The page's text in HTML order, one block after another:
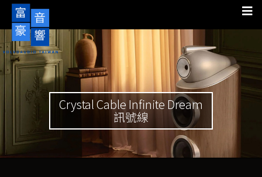
Crystal Cable Infinite Dream
訊號線